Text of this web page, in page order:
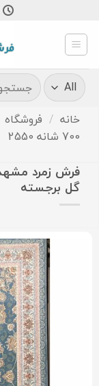
content
جستجو
برای:
خانه / فروشگاه
700 شانه 2550
گل برجسته